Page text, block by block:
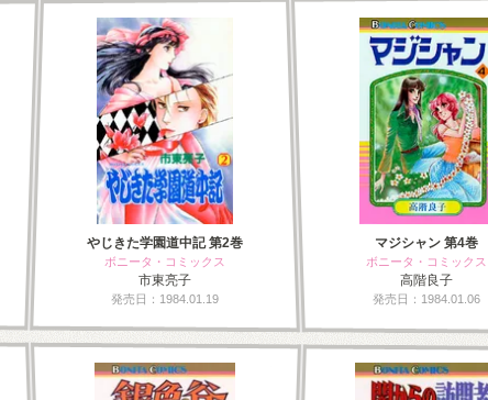
やじきた学園道中記 第2巻
ボニータ・コミックス
市東亮子
発売日：1984.01.19
マジシャン 第4巻
ボニータ・コミックス
高階良子
発売日：1984.01.06